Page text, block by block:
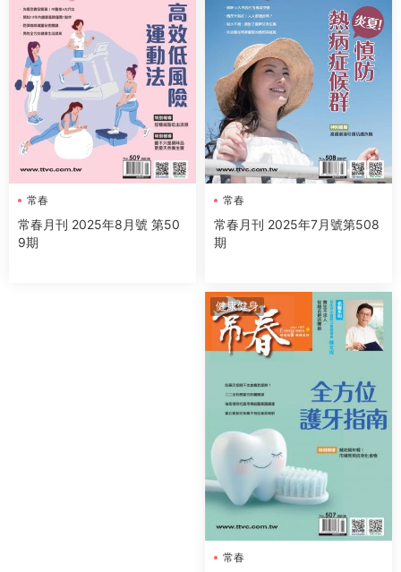
常春
常春月刊 2025年8月號 第50
9期
常春
常春月刊 2025年7月號第508
期
健康健身
常春